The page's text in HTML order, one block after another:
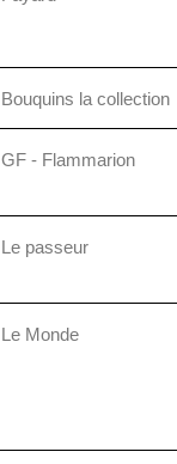
Bouquins la collection
GF - Flammarion
Le passeur
Le Monde